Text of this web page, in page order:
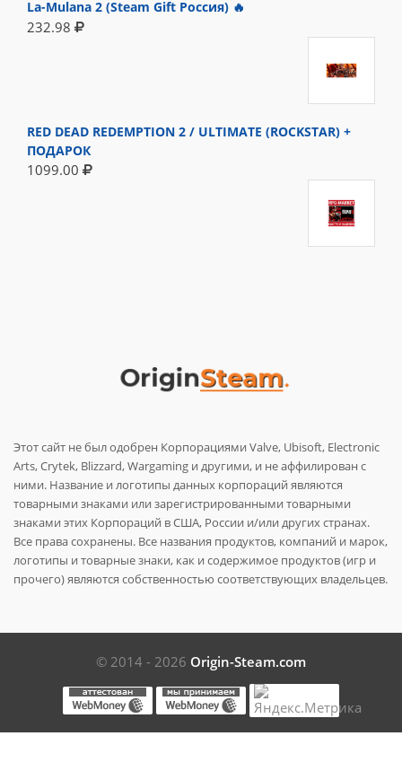
La-Mulana 2 (Steam Gift Россия) 🔥
232.98
RED DEAD REDEMPTION 2 / ULTIMATE (ROCKSTAR) +
ПОДАРОК
1099.00
Этот сайт не был одобрен Корпорациями Valve, Ubisoft, Electronic
Arts, Crytek, Blizzard, Wargaming и другими, и не аффилирован с
ними. Название и логотипы данных корпораций являются
товарными знаками или зарегистрированными товарными
знаками этих Корпораций в США, России и/или других странах.
Все права сохранены. Все названия продуктов, компаний и марок,
логотипы и товарные знаки, как и содержимое продуктов (игр и
прочего) являются собственностью соответствующих владельцев.
© 2014 - 2026 Origin-Steam.com